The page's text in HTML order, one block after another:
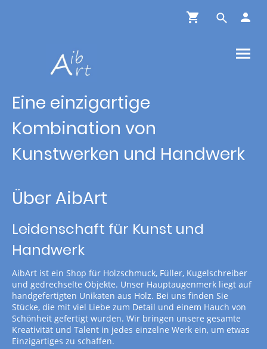
Eine einzigartige
Kombination von
Kunstwerken und Handwerk
Über AibArt
Leidenschaft für Kunst und
Handwerk
AibArt ist ein Shop für Holzschmuck, Füller, Kugelschreiber
und gedrechselte Objekte. Unser Hauptaugenmerk liegt auf
handgefertigten Unikaten aus Holz. Bei uns finden Sie
Stücke, die mit viel Liebe zum Detail und einem Hauch von
Schönheit gefertigt wurden. Wir bringen unsere gesamte
Kreativität und Talent in jedes einzelne Werk ein, um etwas
Einzigartiges zu schaffen.